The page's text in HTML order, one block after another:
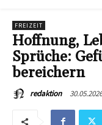
FREIZEIT
Hoffnung,
Sprüche:
bereichern
redaktion 30.05.2026